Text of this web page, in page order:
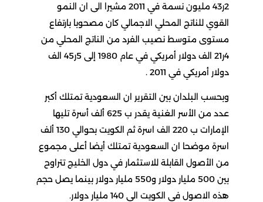
2ر43 مليون نسمة في 2011 مشيرا الى ان النمو
القوي للناتج المحلي الاجمالي كان مصحوبا بارتفاع
مستوى متوسط نصيب الفرد من الناتج المحلي من
4ر21 الف دولار أمريكي في عام 1980 إلى 5ر45 الف
دولار أمريكي في 2011 .
وبحسب البلدان بين التقرير ان السعودية تمتلك أكبر
عدد من الأسر الغنية يقدر ب 625 ألف أسرة تليها
الإمارات ب 220 الف اسرة ثم الكويت بحوالي 130 ألف
اسرة موضحا ان السعودية تمتلك أيضا أعلى مجموع
من الأصول القابلة للاستثمار في دول الخليج تتراوح
بين 500 مليار دولار و550 مليار دولار بينما يصل حجم
هذه الاصول في الكويت الى 140 مليار دولار.